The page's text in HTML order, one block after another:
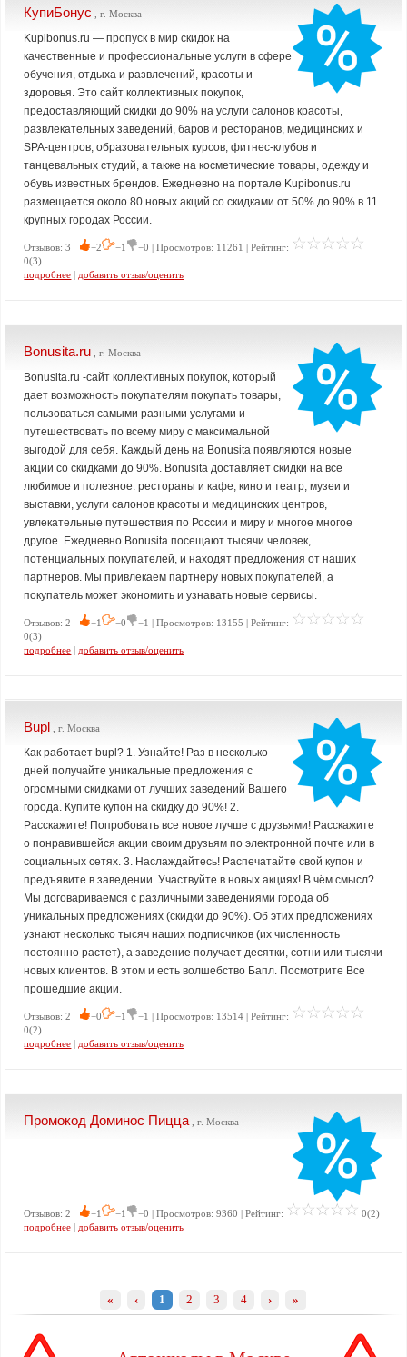
КупиБонус , г. Москва
Kupibonus.ru — пропуск в мир скидок на
качественные и профессиональные услуги в сфере
обучения, отдыха и развлечений, красоты и
здоровья. Это сайт коллективных покупок,
предоставляющий скидки до 90% на услуги салонов красоты,
развлекательных заведений, баров и ресторанов, медицинских и
SPA-центров, образовательных курсов, фитнес-клубов и
танцевальных студий, а также на косметические товары, одежду и
обувь известных брендов. Ежедневно на портале Kupibonus.ru
размещается около 80 новых акций со скидками от 50% до 90% в 11
крупных городах России.
Отзывов: 3 −2 −1
−0 | Просмотров: 11261 | Рейтинг:
0(3)
подробнее | добавить отзыв/оценить
Bonusita.ru , г. Москва
Bonusita.ru -сайт коллективных покупок, который
дает возможность покупателям покупать товары,
пользоваться самыми разными услугами и
путешествовать по всему миру с максимальной
выгодой для себя. Каждый день на Bonusita появляются новые
акции со скидками до 90%. Bonusita доставляет скидки на все
любимое и полезное: рестораны и кафе, кино и театр, музеи и
выставки, услуги салонов красоты и медицинских центров,
увлекательные путешествия по России и миру и многое многое
другое. Ежедневно Bonusita посещают тысячи человек,
потенциальных покупателей, и находят предложения от наших
партнеров. Мы привлекаем партнеру новых покупателей, а
покупатель может экономить и узнавать новые сервисы.
Отзывов: 2 −1 −0
−1 | Просмотров: 13155 | Рейтинг:
0(3)
подробнее | добавить отзыв/оценить
Bupl , г. Москва
Как работает bupl? 1. Узнайте! Раз в несколько
дней получайте уникальные предложения с
огромными скидками от лучших заведений Вашего
города. Купите купон на скидку до 90%! 2.
Расскажите! Попробовать все новое лучше с друзьями! Расскажите
о понравившейся акции своим друзьям по электронной почте или в
социальных сетях. 3. Наслаждайтесь! Распечатайте свой купон и
предъявите в заведении. Участвуйте в новых акциях! В чём смысл?
Мы договариваемся с различными заведениями города об
уникальных предложениях (скидки до 90%). Об этих предложениях
узнают несколько тысяч наших подписчиков (их численность
постоянно растет), а заведение получает десятки, сотни или тысячи
новых клиентов. В этом и есть волшебство Бапл. Посмотрите Все
прошедшие акции.
Отзывов: 2 −0 −1
−1 | Просмотров: 13514 | Рейтинг:
0(2)
подробнее | добавить отзыв/оценить
Промокод Доминос Пицца , г. Москва
Отзывов: 2 −1 −1 −0 | Просмотров: 9360 | Рейтинг:
0(2)
подробнее | добавить отзыв/оценить
« ‹ 1 2 3 4 › »